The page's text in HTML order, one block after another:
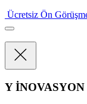
Ücretsiz Ön
Y İNOVASYON